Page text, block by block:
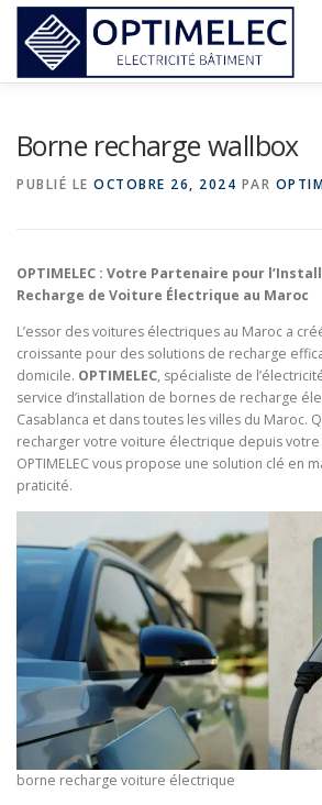
Aller
contenu
Borne recharge wallbox
PUBLIÉ LE OCTOBRE 26, 2024 PAR
OPTIMELEC : Votre Partenaire pour
Recharge de Voiture Électrique au Maroc
L’essor des voitures électriques au Maroc a
croissante pour des solutions de recharge
domicile. OPTIMELEC, spécialiste de
service d’installation de bornes de recharge
Casablanca et dans toutes les villes du Maroc.
recharger votre voiture électrique depuis votre
OPTIMELEC vous propose une solution clé en
praticité.
borne recharge voiture électrique